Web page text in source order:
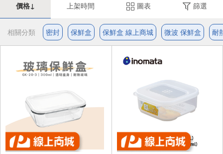
價格↓ 上架時間 圖表 篩選
相關分類 密封 保鮮盒 保鮮盒 線上商城 微波 保鮮盒 耐